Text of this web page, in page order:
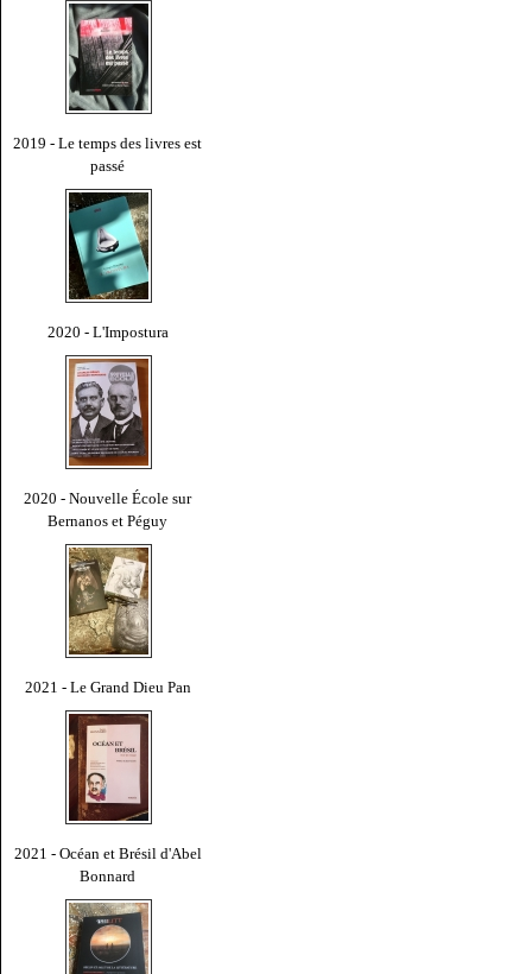
2019 - Le temps des livres est
passé
2020 - L'Impostura
2020 - Nouvelle École sur
Bernanos et Péguy
2021 - Le Grand Dieu Pan
2021 - Océan et Brésil d'Abel
Bonnard